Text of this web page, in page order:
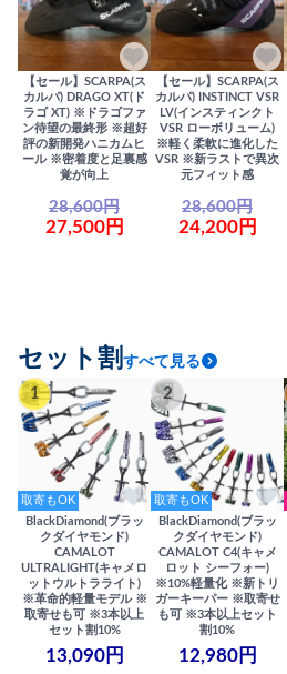
【セール】SCARPA(ス
カルパ) DRAGO XT(ド
ラゴ XT) ※ドラゴファ
ン待望の最終形 ※超好
評の新開発ハニカムヒ
ール ※密着度と足裏感
覚が向上
28,600円
27,500円
【セール】SCARPA(ス
カルパ) INSTINCT VSR
LV(インスティンクト
VSR ローボリューム)
※軽く柔軟に進化した
VSR ※新ラストで異次
元フィット感
28,600円
24,200円
セット割 すべて見る
1
取寄もOK
BlackDiamond(ブラッ
クダイヤモンド)
CAMALOT
ULTRALIGHT(キャメロ
ットウルトラライト)
※革命的軽量モデル ※
取寄せも可 ※3本以上
セット割10%
13,090円
2
取寄もOK
BlackDiamond(ブラッ
クダイヤモンド)
CAMALOT C4(キャメ
ロット シーフォー)
※10%軽量化 ※新トリ
ガーキーパー ※取寄せ
も可 ※3本以上セット
割10%
12,980円